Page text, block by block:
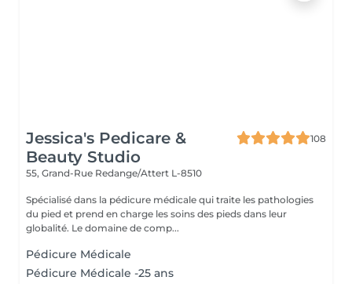
Jessica's Pedicare &
Beauty Studio
108
55, Grand-Rue Redange/Attert L-8510
Spécialisé dans la pédicure médicale qui traite les pathologies
du pied et prend en charge les soins des pieds dans leur
globalité. Le domaine de comp...
Pédicure Médicale
Pédicure Médicale -25 ans